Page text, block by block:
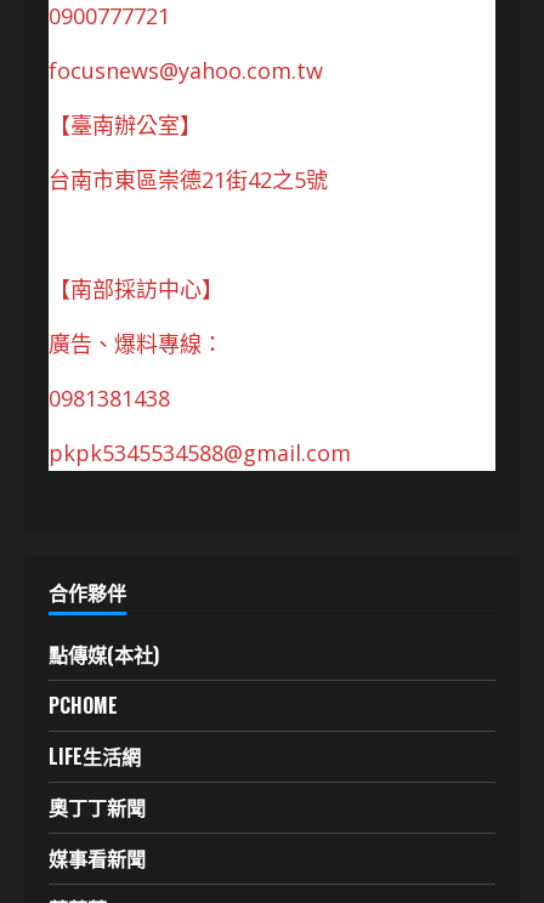
0900777721
focusnews@yahoo.com.tw
【臺南辦公室】
台南市東區崇德21街42之5號
【南部採訪中心】
廣告、爆料專線：
0981381438
pkpk5345534588@gmail.com
合作夥伴
點傳媒(本社)
PCHOME
LIFE生活網
奧丁丁新聞
媒事看新聞